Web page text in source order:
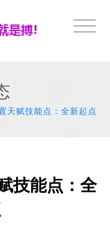
天赋技能点：全新起点
技能点：全